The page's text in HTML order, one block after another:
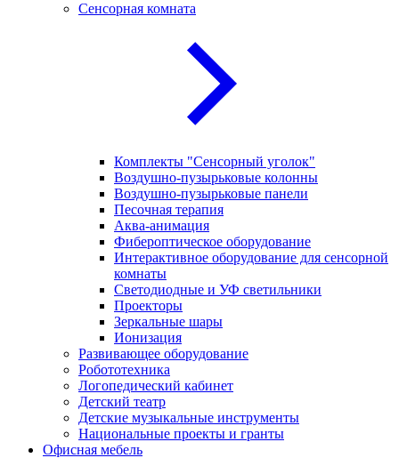
Сенсорная комната
Комплекты "Сенсорный уголок"
Воздушно-пузырьковые колонны
Воздушно-пузырьковые панели
Песочная терапия
Аква-анимация
Фибероптическое оборудование
Интерактивное оборудование для сенсорной
комнаты
Светодиодные и УФ светильники
Проекторы
Зеркальные шары
Ионизация
Развивающее оборудование
Робототехника
Логопедический кабинет
Детский театр
Детские музыкальные инструменты
Национальные проекты и гранты
Офисная мебель